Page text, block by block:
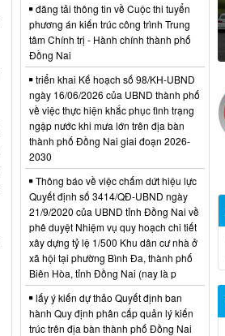
đăng tải thông tin về Cuộc thi tuyển
phương án kiến trúc công trình Trung
tâm Chính trị - Hành chính thành phố
Đồng Nai
triển khai Kế hoạch số 98/KH-UBND
ngày 16/06/2026 của UBND thành phố
về việc thực hiện khắc phục tình trạng
ngập nước khi mưa lớn trên địa bàn
thành phố Đồng Nai giai đoạn 2026-
2030
Thông báo về việc chấm dứt hiệu lực
Quyết định số 3414/QĐ-UBND ngày
21/9/2020 của UBND tỉnh Đồng Nai về
phê duyệt Nhiệm vụ quy hoạch chi tiết
xây dựng tỷ lệ 1/500 Khu dân cư nhà ở
xã hội tại phường Bình Đa, thành phố
Biên Hòa, tỉnh Đồng Nai (nay là p
lấy ý kiến dự thảo Quyết định ban
hành Quy định phân cấp quản lý kiến
trúc trên địa bàn thành phố Đồng Nai